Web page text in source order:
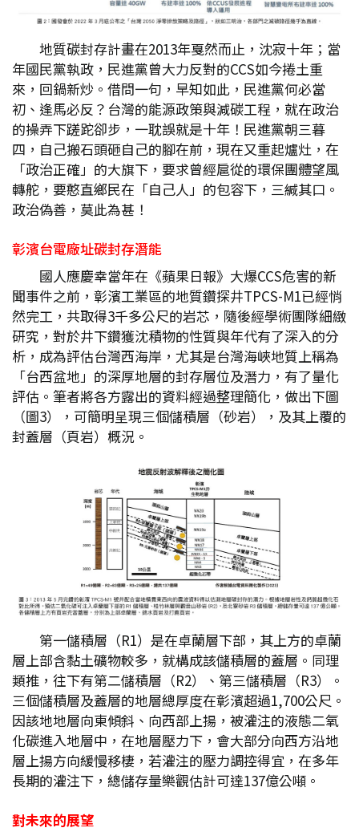
地質碳封存計畫在2013年戛然而止，沈寂十年；當
年國民黨執政，民進黨曾大力反對的CCS如今捲土重
來，回鍋新炒。借問一句，早知如此，民進黨何必當
初、逢馬必反？台灣的能源政策與減碳工程，就在政治
的操弄下蹉跎卻步，一耽誤就是十年！民進黨朝三暮
四，自己搬石頭砸自己的腳在前，現在又重起爐灶，在
「政治正確」的大旗下，要求曾經扈從的環保團體望風
轉舵，要憨直鄉民在「自己人」的包容下，三緘其口。
政治偽善，莫此為甚！
彰濱台電廠址碳封存潛能
國人應慶幸當年在《蘋果日報》大爆CCS危害的新
聞事件之前，彰濱工業區的地質鑽探井TPCS-M1已經悄
然完工，共取得3千多公尺的岩芯，隨後經學術團隊細緻
研究，對於井下鑽獲沈積物的性質與年代有了深入的分
析，成為評估台灣西海岸，尤其是台灣海峽地質上稱為
「台西盆地」的深厚地層的封存層位及潛力，有了量化
評估。筆者將各方露出的資料經過整理簡化，做出下圖
（圖3），可簡明呈現三個儲積層（砂岩），及其上覆的
封蓋層（頁岩）概況。
第一儲積層（R1）是在卓蘭層下部，其上方的卓蘭
層上部含黏土礦物較多，就構成該儲積層的蓋層。同理
類推，往下有第二儲積層（R2）、第三儲積層（R3）。
三個儲積層及蓋層的地層總厚度在彰濱超過1,700公尺。
因該地地層向東傾斜、向西部上揚，被灌注的液態二氧
化碳進入地層中，在地層壓力下，會大部分向西方沿地
層上揚方向緩慢移棲，若灌注的壓力調控得宜，在多年
長期的灌注下，總儲存量樂觀估計可達137億公噸。
對未來的展望